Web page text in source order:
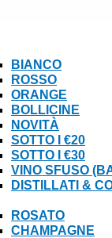
BIANCO
ROSSO
ORANGE
BOLLICINE
NOVITÀ
SOTTO I €20
SOTTO I €30
VINO SFUSO
DISTILLATI &
ROSATO
CHAMPAGNE